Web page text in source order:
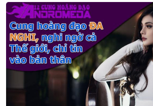
suốt. Bạn sẽ thành công ở những vị trí
quan tới tính toán, tiền bạc. Hãy cân
bạn yêu thích phần mềm và máy tính.
nghề bác sỹ, kế toán hoặc luật sư.
Nếu bạn là người phụ nữ thuộc chòm
thích những vị trí nơi bạn có thể áp
hành và tính cẩn thận của mình. Bạn
những dự án phải hoàn thành trong